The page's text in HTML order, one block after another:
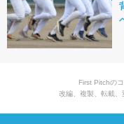
First Pitchの
改編、複製、転載、